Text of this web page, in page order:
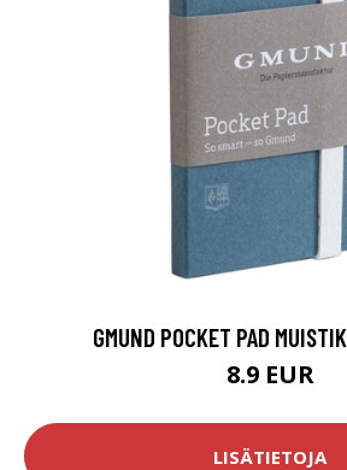
GMUND POCKET PAD
8.9 EUR
LISÄTIETOJA